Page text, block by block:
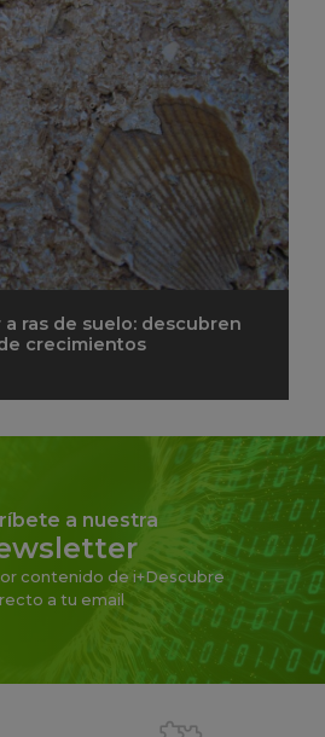
ras de suelo: descubren
crecimientos
a nuestra
contenido de i+Descubre
a tu email